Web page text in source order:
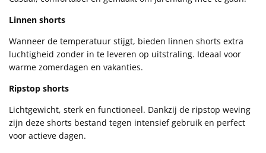
Linnen shorts
Wanneer de temperatuur stijgt, bieden linnen shorts extra
luchtigheid zonder in te leveren op uitstraling. Ideaal voor
warme zomerdagen en vakanties.
Ripstop shorts
Lichtgewicht, sterk en functioneel. Dankzij de ripstop weving
zijn deze shorts bestand tegen intensief gebruik en perfect
voor actieve dagen.